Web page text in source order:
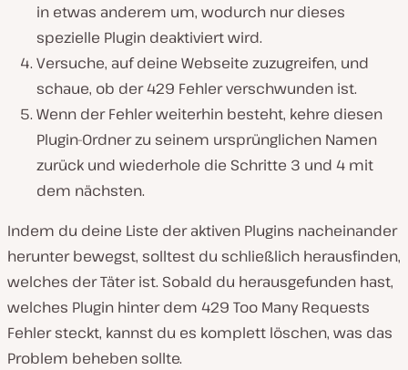
in etwas anderem um, wodurch nur dieses
spezielle Plugin deaktiviert wird.
Versuche, auf deine Webseite zuzugreifen, und
schaue, ob der 429 Fehler verschwunden ist.
Wenn der Fehler weiterhin besteht, kehre diesen
Plugin-Ordner zu seinem ursprünglichen Namen
zurück und wiederhole die Schritte 3 und 4 mit
dem nächsten.
Indem du deine Liste der aktiven Plugins nacheinander
herunter bewegst, solltest du schließlich herausfinden,
welches der Täter ist. Sobald du herausgefunden hast,
welches Plugin hinter dem 429 Too Many Requests
Fehler steckt, kannst du es komplett löschen, was das
Problem beheben sollte.